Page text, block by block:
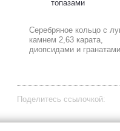
топазами
Серебряное кольцо с
камнем 2,63 карата,
диопсидами и гранатами
Поделитесь ссылочкой: